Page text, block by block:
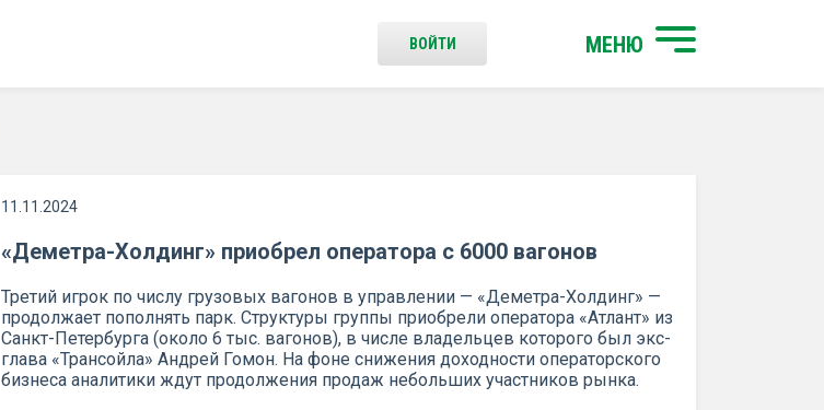
МЕНЮ
ВОЙТИ
11.11.2024
«Деметра-Холдинг» приобрел оператора с 6000 вагонов
Третий игрок по числу грузовых вагонов в управлении — «Деметра-Холдинг» —
продолжает пополнять парк. Структуры группы приобрели оператора «Атлант» из
Санкт-Петербурга (около 6 тыс. вагонов), в числе владельцев которого был экс-
глава «Трансойла» Андрей Гомон. На фоне снижения доходности операторского
бизнеса аналитики ждут продолжения продаж небольших участников рынка.